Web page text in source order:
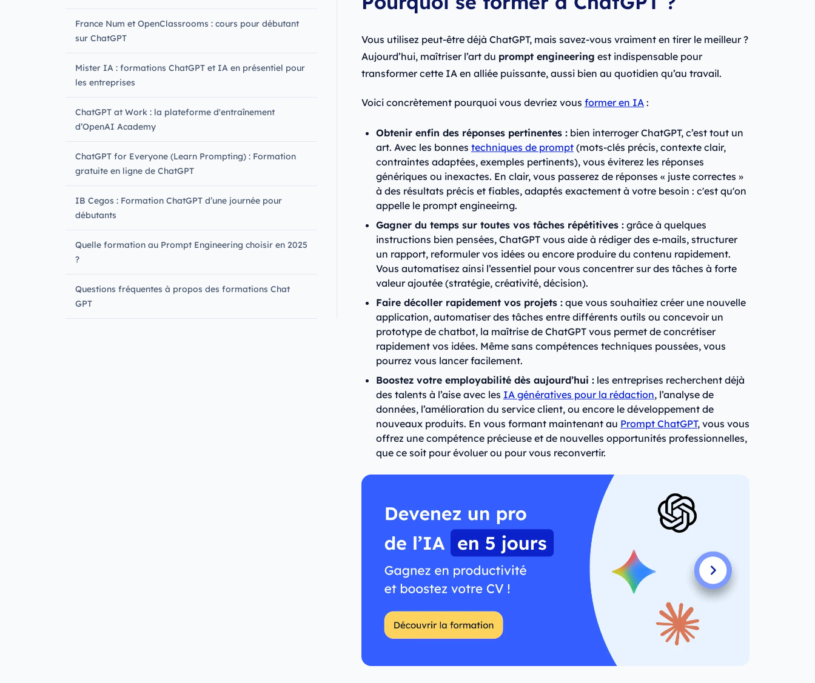
France Num et OpenClassrooms : cours pour débutant
sur ChatGPT
Mister IA : formations ChatGPT et IA en présentiel pour
les entreprises
ChatGPT at Work : la plateforme d'entraînement
d’OpenAI Academy
ChatGPT for Everyone (Learn Prompting) : Formation
gratuite en ligne de ChatGPT
IB Cegos : Formation ChatGPT d’une journée pour
débutants
Quelle formation au Prompt Engineering choisir en 2025
?‍
Questions fréquentes à propos des formations Chat
GPT
Vous utilisez peut-être déjà ChatGPT, mais savez-vous vraiment en tirer le meilleur ?
Aujourd’hui, maîtriser l’art du prompt engineering est indispensable pour
transformer cette IA en alliée puissante, aussi bien au quotidien qu’au travail.
Voici concrètement pourquoi vous devriez vous former en IA:
Obtenir enfin des réponses pertinentes :bien interroger ChatGPT, c’est tout un
art. Avec les bonnes techniques de prompt(mots-clés précis, contexte clair,
contraintes adaptées, exemples pertinents), vous éviterez les réponses
génériques ou inexactes. En clair, vous passerez de réponses « juste correctes »
à des résultats précis et fiables, adaptés exactement à votre besoin : c'est qu'on
appelle le prompt engineeirng.
Gagner du temps sur toutes vos tâches répétitives :grâce à quelques
instructions bien pensées, ChatGPT vous aide à rédiger des e-mails, structurer
un rapport, reformuler vos idées ou encore produire du contenu rapidement.
Vous automatisez ainsi l’essentiel pour vous concentrer sur des tâches à forte
valeur ajoutée (stratégie, créativité, décision).
Faire décoller rapidement vos projets :que vous souhaitiez créer une nouvelle
application, automatiser des tâches entre différents outils ou concevoir un
prototype de chatbot, la maîtrise de ChatGPT vous permet de concrétiser
rapidement vos idées. Même sans compétences techniques poussées, vous
pourrez vous lancer facilement.
Boostez votre employabilité dès aujourd’hui :les entreprises recherchent déjà
des talents à l’aise avec les IA génératives pour la rédaction, l’analyse de
données, l’amélioration du service client, ou encore le développement de
nouveaux produits. En vous formant maintenant au Prompt ChatGPT, vous vous
offrez une compétence précieuse et de nouvelles opportunités professionnelles,
que ce soit pour évoluer ou pour vous reconvertir.